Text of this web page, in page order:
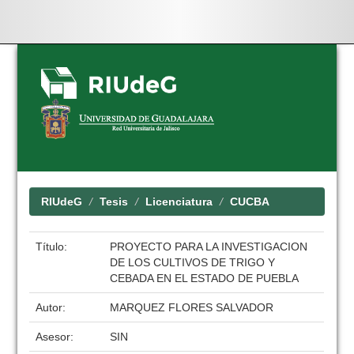
Skip
navigation
RIUdeG Tesis Licenciatura CUCBA
Título:
PROYECTO PARA LA INVESTIGACION
DE LOS CULTIVOS DE TRIGO Y
CEBADA EN EL ESTADO DE PUEBLA
Autor: MARQUEZ FLORES SALVADOR
Asesor: SIN